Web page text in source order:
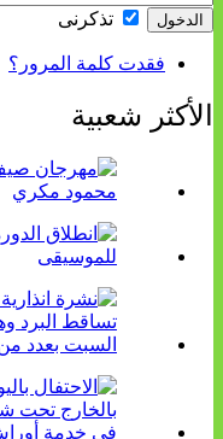
تذكرنى
فقدت كلمة المرور؟
الأكثر شعبية